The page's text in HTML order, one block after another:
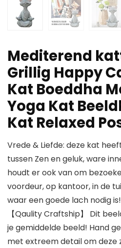
Mediterend
Grillig Happy
Kat Boeddha
Yoga Kat
Kat Relaxed
Vrede & Liefde: deze kat
tussen Zen en geluk, ware
houdt er ook van om
voordeur, op kantoor, in de
waar een goede lach nodig
【Qaulity Craftship】 Dit
je gemiddelde beeld! Hand
met extreem detail om deze